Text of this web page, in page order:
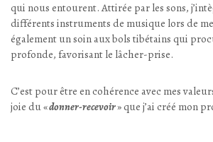
qui nous entourent. Attirée par les sons,
différents instruments de musique lors de
également un soin aux bols tibétains qui
profonde, favorisant le lâcher-prise.
C’est pour être en cohérence avec mes
joie du «donner-recevoir» que j’ai créé mon